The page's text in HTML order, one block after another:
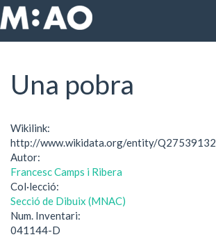
Vés al contingut
Inici Una pobra
Una pobra
Wikilink:
http://www.wikidata.org/entity/Q27539132
Autor:
Francesc Camps i Ribera
Col·lecció:
Secció de Dibuix (MNAC)
Num. Inventari:
041144-D